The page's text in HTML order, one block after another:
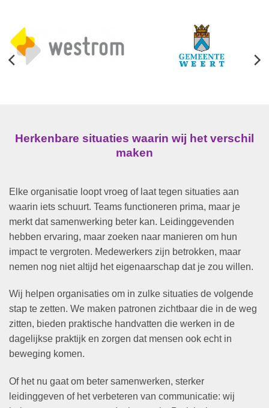
Herkenbare situaties waarin wij het verschil
maken
Elke organisatie loopt vroeg of laat tegen situaties aan
waarin iets schuurt. Teams functioneren prima, maar je
merkt dat samenwerking beter kan. Leidinggevenden
hebben ervaring, maar zoeken naar manieren om hun
impact te vergroten. Medewerkers zijn betrokken, maar
nemen nog niet altijd het eigenaarschap dat je zou willen.
Wij helpen organisaties om in zulke situaties de volgende
stap te zetten. We maken patronen zichtbaar die in de weg
zitten, bieden praktische handvatten die werken in de
dagelijkse praktijk en zorgen dat mensen ook echt in
beweging komen.
Of het nu gaat om beter samenwerken, sterker
leidinggeven of het verbeteren van communicatie: wij